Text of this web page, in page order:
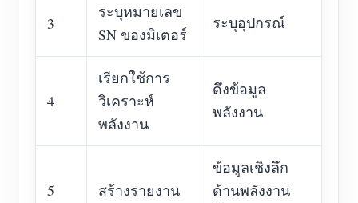
3
ระบุหมายเลข
SN ของมิเตอร์
ระบุอุปกรณ์
4
เรียกใช้การ
วิเคราะห์
พลังงาน
ดึงข้อมูล
พลังงาน
5 สร้างรายงาน
ข้อมูลเชิงลึก
ด้านพลังงาน